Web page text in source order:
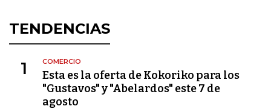
TENDENCIAS
1 COMERCIO
Esta es la oferta de Kokoriko para los
"Gustavos" y "Abelardos" este 7 de
agosto